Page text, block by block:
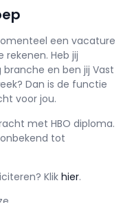
een vacature
rekenen. Heb jij
en ben jij Vast
Dan is de functie
voor jou.
met HBO diploma.
onbekend tot
Klikhier.